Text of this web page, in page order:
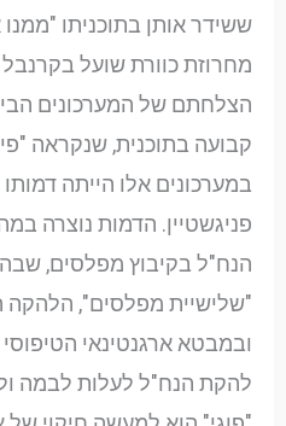
ששידר אותן בתוכניתו
מחרוזת כוורת שועל בקרנבל
הצלחתם של המערכונים
קבועה בתוכנית, שנקראה
במערכונים אלו הייתה
פניגשטיין. הדמות נוצרה
הנח"ל בקיבוץ מפלסים,
"שלישיית מפלסים", הלהקה
ובמבטא ארגנטינאי
להקת הנח"ל לעלות לבמה